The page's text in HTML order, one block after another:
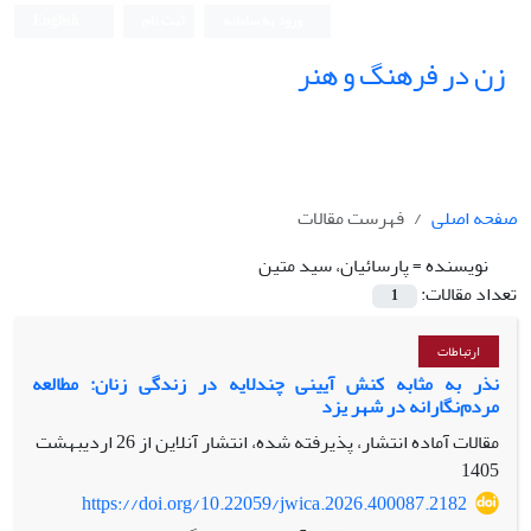
زن در فرهنگ و هنر
صفحه اصلی
فهرست مقالات
نویسنده =پارسائیان، سید متین
تعداد مقالات:
1
ارتباطات
نذر به مثابه کنش آیینی چندلایه در زندگی زنان: مطالعه
مردم‌نگارانه در شهر یزد
مقالات آماده انتشار، پذیرفته شده، انتشار آنلاین از
26 اردیبهشت
1405
https://doi.org/10.22059/jwica.2026.400087.2182